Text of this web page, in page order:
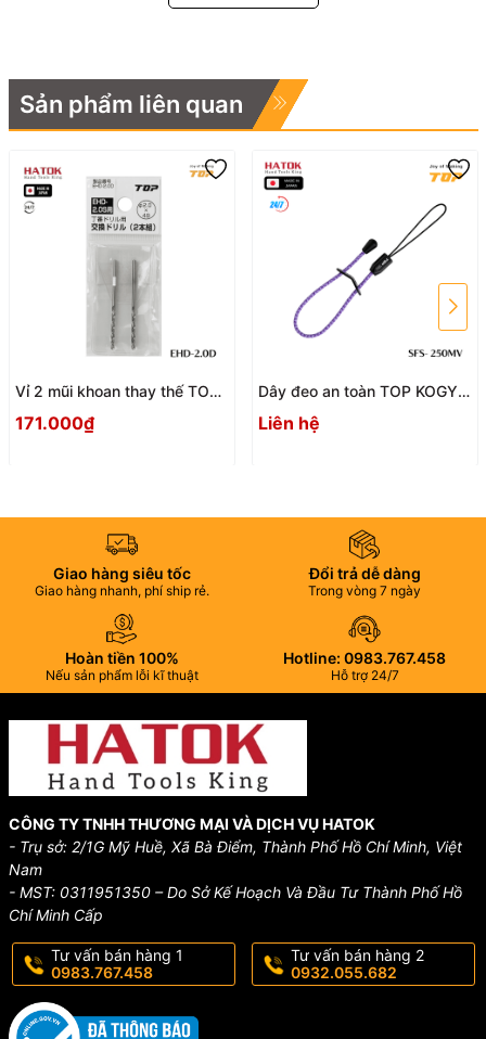
Trọng lượng: 150g
VP Hồ Chí Minh: 21/2 Đường Huỳnh Thị Hai, Tổ 1, Khu Phố 8,
P. Tân Chánh Hiệp, Q.12, Hồ Chí Minh.
VP Hà Nội: 19 Ngõ 48, Ngọc Trì, Tổ 7, P. Thạch Bàn, Q. Long
Biên, Hà Nội.
Hotline: 0983.767.458 – 0932.055.682
Email: hatok2012@gmail.com – lucnv@hatok.vn
Sản phẩm liên quan
Vỉ 2 mũi khoan thay thế TOP
171.000₫
Dây đeo an toàn TOP KOGYO
SFS - 250MV
Liên hệ
Giao hàng siêu tốc
Giao hàng nhanh, phí ship rẻ.
Đổi trả dễ dàng
Trong vòng 7 ngày
Hoàn tiền 100%
Nếu sản phẩm lỗi kĩ thuật
Hotline: 0983.767.458
Hỗ trợ 24/7
CÔNG TY TNHH THƯƠNG MẠI VÀ DỊCH VỤ HATOK
- Trụ sở: 2/1G Mỹ Huề, Xã Bà Điểm, Thành Phố Hồ Chí Minh, Việt
Nam
- MST: 0311951350 – Do Sở Kế Hoạch Và Đầu Tư Thành Phố Hồ
Chí Minh Cấp
Tư vấn bán hàng 1
0983.767.458
Tư vấn bán hàng 2
0932.055.682